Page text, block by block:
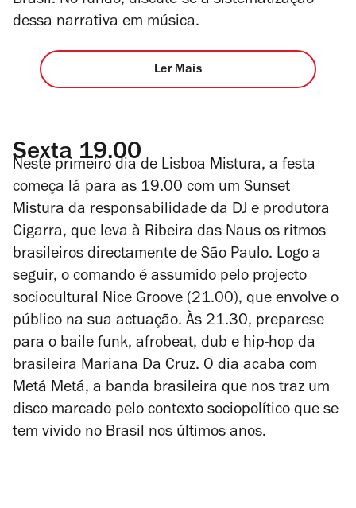
dessa narrativa em música.
Ler Mais
Sexta 19.00
Neste primeiro dia de Lisboa Mistura, a festa
começa lá para as 19.00 com um Sunset
Mistura da responsabilidade da DJ e produtora
Cigarra, que leva à Ribeira das Naus os ritmos
brasileiros directamente de São Paulo. Logo a
seguir, o comando é assumido pelo projecto
sociocultural Nice Groove (21.00), que envolve o
público na sua actuação. Às 21.30, preparese
para o baile funk, afrobeat, dub e hip-hop da
brasileira Mariana Da Cruz. O dia acaba com
Metá Metá, a banda brasileira que nos traz um
disco marcado pelo contexto sociopolítico que se
tem vivido no Brasil nos últimos anos.